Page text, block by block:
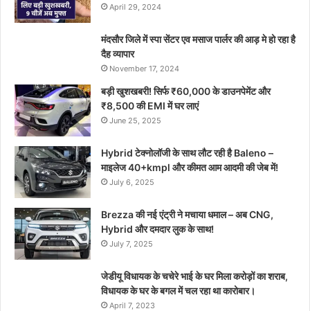
April 29, 2024
मंदसौर जिले में स्पा सेंटर एव मसाज पार्लर की आड़ मे हो रहा है
दैह व्यापार
November 17, 2024
बड़ी खुशखबरी! सिर्फ ₹60,000 के डाउनपेमेंट और
₹8,500 की EMI में घर लाएं
June 25, 2025
Hybrid टेक्नोलॉजी के साथ लौट रही है Baleno –
माइलेज 40+kmpl और कीमत आम आदमी की जेब में!
July 6, 2025
Brezza की नई एंट्री ने मचाया धमाल – अब CNG,
Hybrid और दमदार लुक के साथ!
July 7, 2025
जेडीयू विधायक के चचेरे भाई के घर मिला करोड़ों का शराब,
विधायक के घर के बगल में चल रहा था कारोबार।
April 7, 2023